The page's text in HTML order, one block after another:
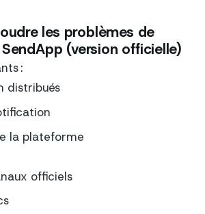
les problèmes de
(version officielle)
:
distribués
la plateforme
officiels